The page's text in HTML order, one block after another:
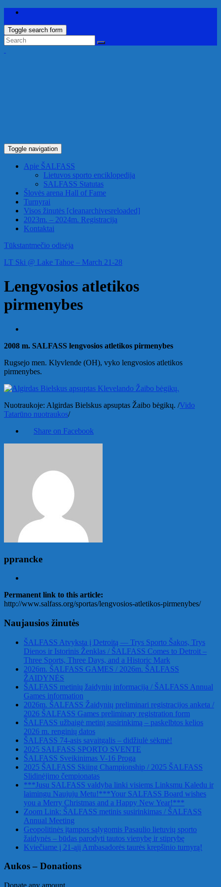
Toggle search form
Toggle navigation
Apie ŠALFASS
Lietuvos sporto enciklopedija
SALFASS Statutas
Šlovės arena Hall of Fame
Turnyrai
Visos žinutės [cleanarchivesreloaded]
2023m. – 2024m. Registracija
Kontaktai
Tūkstantmečio odisėja
LT Ski @ Lake Tahoe – March 21-28
Lengvosios atletikos
pirmenybes
2008 m. SALFASS lengvosios atletikos pirmenybes
Rugsejo men. Klyvlende (OH), vyko lengvosios atletikos
pirmenybes.
Nuotraukoje: Algirdas Bielskus apsuptas Žaibo bėgikų. /Vido
Tatarūno nuotraukos/
Share on Facebook
pprancke
Permanent link to this article:
http://www.salfass.org/sportas/lengvosios-atletikos-pirmenybes/
Naujausios žinutės
ŠALFASS Atvyksta į Detroitą — Trys Sporto Šakos, Trys
Dienos ir Istorinis Ženklas / ŠALFASS Comes to Detroit –
Three Sports, Three Days, and a Historic Mark
2026m. ŠALFASS GAMES / 2026m. ŠALFASS
ŽAIDYNĖS
ŠALFASS metinių žaidynių informacija / ŠALFASS Annual
Games information
2026m. ŠALFASS Žaidynių preliminari registracijos anketa /
2026 ŠALFASS Games preliminary registration form
ŠALFASS užbaigė metinį susirinkimą – paskelbtos kelios
2026 m. renginių datos
ŠALFASS 74-asis savaitgalis – didžiulė sėkmė!
2025 SALFASS SPORTO SVENTE
ŠALFASS Sveikinimas V-16 Proga
2025 ŠALFASS Skiing Championship / 2025 ŠALFASS
Slidinėjimo čempionatas
***Jusu SALFASS valdyba linki visiems Linksmu Kaledu ir
laimingu Naujuju Metu!***Your SALFASS Board wishes
you a Merry Christmas and a Happy New Year!***
Zoom Link: ŠALFASS metinis susirinkimas / ŠALFASS
Annual Meeting
Geopolitinės įtampos sąlygomis Pasaulio lietuvių sporto
žaidynės – būdas parodyti tautos vienybę ir stiprybę
Kviečiame į 21-ąjį Ambasadorės taurės krepšinio turnyrą!
Aukos – Donations